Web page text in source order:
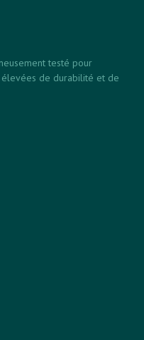
testé pour
de durabilité et de